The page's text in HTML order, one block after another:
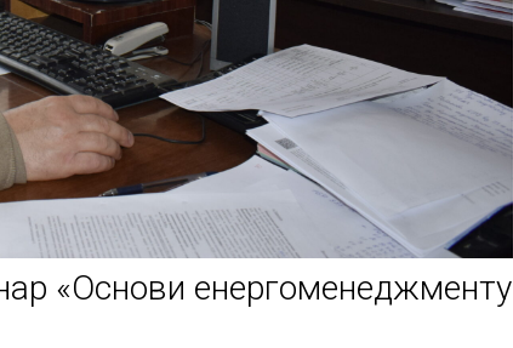
«Основи енергоменеджменту